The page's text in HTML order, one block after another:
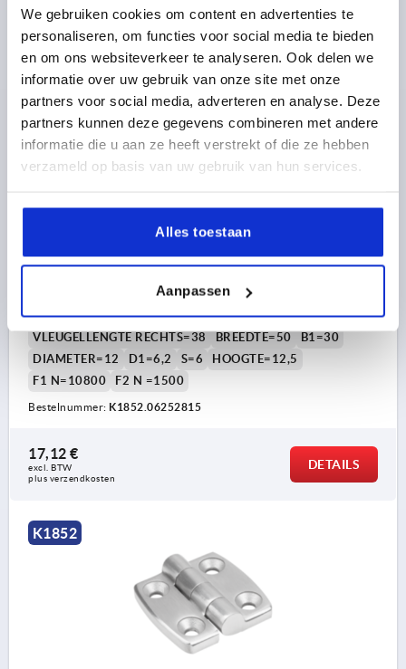
We gebruiken cookies om content en advertenties te
personaliseren, om functies voor social media te bieden
en om ons websiteverkeer te analyseren. Ook delen we
informatie over uw gebruik van onze site met onze
partners voor social media, adverteren en analyse. Deze
partners kunnen deze gegevens combineren met andere
informatie die u aan ze heeft verstrekt of die ze hebben
verzameld op basis van uw gebruik van hun services.
Alles toestaan
Aanpassen
18,33 €
excl. BTW
plus verzendkosten
DETAILS
SCHARNIER 63X50, RVS A4, A1=15, A2=28, A3=25,
A4=38
GATAFSTAND LINKS=15
GATAFSTAND RECHTS=28
VLEUGELLENGTE LINKS=25
VLEUGELLENGTE RECHTS=38
BREEDTE=50
B1=30
DIAMETER=12
D1=6,2 S=6
HOOGTE=12,5
F1 N=10800
F2 N =1500
Bestelnummer: K1852.06252815
17,12 €
excl. BTW
plus verzendkosten
DETAILS
K1852